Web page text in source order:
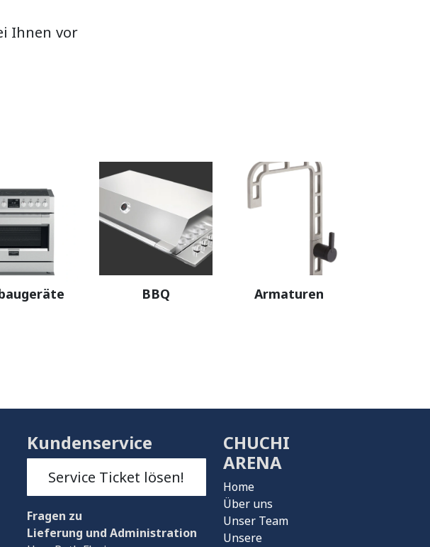
Ihnen vor
BBQ Armaturen
CHUCHI
ARENA
Home
Über uns
Unser Team
Unsere
Kundenservice
Service Ticket lösen!
Fragen zu
Lieferung und Administration